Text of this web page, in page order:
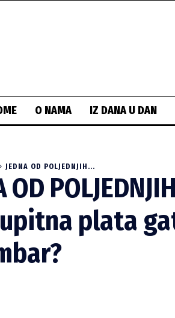
O NAMA IZ DANA U DAN
JEDNA OD POLJEDNJIH...
OD
plata